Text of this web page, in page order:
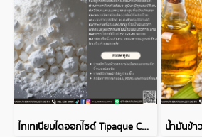
ไทเทเนียมไดออกไซด์ Tipaque CR50